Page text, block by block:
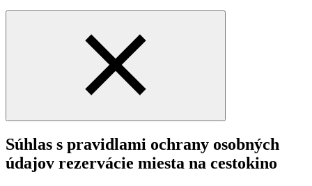
Súhlas s pravidlami ochrany osobných
údajov rezervácie miesta na cestokino